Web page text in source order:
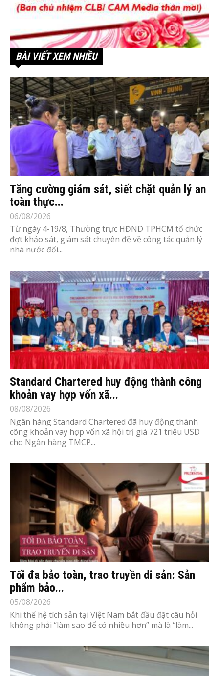
BÀI VIẾT XEM NHIỀU
Tăng cường giám sát, siết chặt quản lý an
toàn thực...
06/08/2026
Từ ngày 4-19/8, Thường trực HĐND TPHCM tổ chức
đợt khảo sát, giám sát chuyên đề về công tác quản lý
nhà nước đối...
Standard Chartered huy động thành công
khoản vay hợp vốn xã...
08/08/2026
Ngân hàng Standard Chartered đã huy động thành
công khoản vay hợp vốn xã hội trị giá 721 triệu USD
cho Ngân hàng TMCP...
Tối đa bảo toàn, trao truyền di sản: Sản
phẩm bảo...
05/08/2026
Khi thế hệ tích sản tại Việt Nam bắt đầu đặt câu hỏi
không phải “làm sao để có nhiều hơn” mà là “làm...